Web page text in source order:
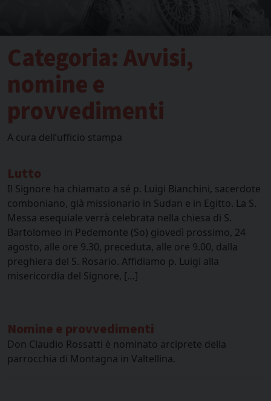
Categoria:Avvisi,
nomine e
provvedimenti
A cura dell’ufficio stampa
Lutto
Il Signore ha chiamato a sé p. Luigi Bianchini, sacerdote
comboniano, già missionario in Sudan e in Egitto. La S.
Messa esequiale verrà celebrata nella chiesa di S.
Bartolomeo in Pedemonte (So) giovedì prossimo, 24
agosto, alle ore 9.30, preceduta, alle ore 9.00, dalla
preghiera del S. Rosario. Affidiamo p. Luigi alla
misericordia del Signore, […]
Nomine e provvedimenti
Don Claudio Rossatti è nominato arciprete della
parrocchia di Montagna in Valtellina.